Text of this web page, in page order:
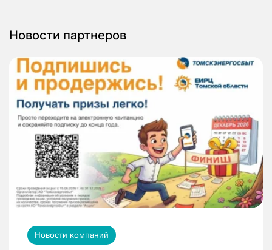
Новости партнеров
Новости компаний